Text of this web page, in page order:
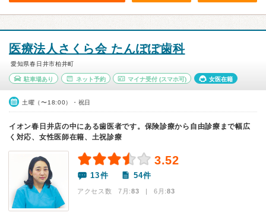
医療法人さくら会 たんぽぽ歯科
愛知県春日井市柏井町
駐車場あり ネット予約 マイナ受付 (スマホ可) 女医在籍
土曜（〜18:00）・祝日
イオン春日井店の中にある歯医者です。保険診療から自由診療まで幅広
く対応、女性医師在籍、土祝診療
3.52
13件 54件
アクセス数 7月:83 | 6月:83